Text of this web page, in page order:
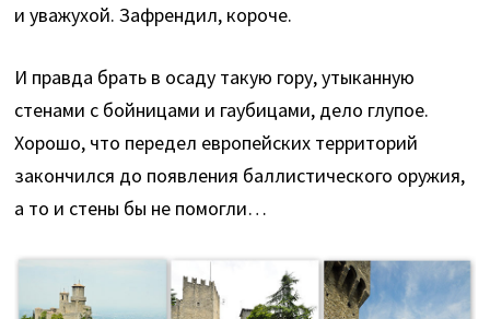
и уважухой. Зафрендил, короче.
И правда брать в осаду такую гору, утыканную
стенами с бойницами и гаубицами, дело глупое.
Хорошо, что передел европейских территорий
закончился до появления баллистического оружия,
а то и стены бы не помогли…